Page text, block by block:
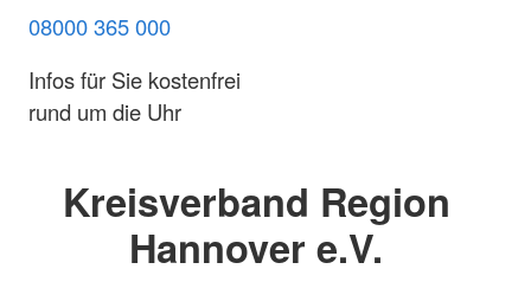
08000 365 000
Infos für Sie kostenfrei
rund um die Uhr
Kreisverband Region
Hannover e.V.